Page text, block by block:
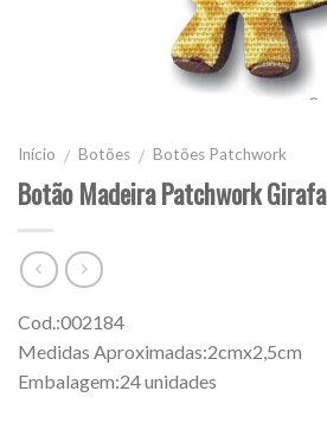
Início / Botões / Botões Patchwork
Botão Madeira Patchwork Girafa
Cod.:002184
Medidas Aproximadas:2cmx2,5cm
Embalagem:24 unidades